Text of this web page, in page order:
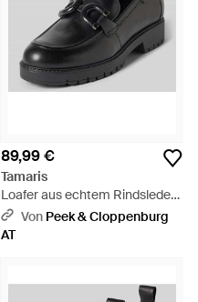
89,99 €
Tamaris
Loafer aus echtem Rindsleder -
Schwarz
Von Peek & Cloppenburg
AT